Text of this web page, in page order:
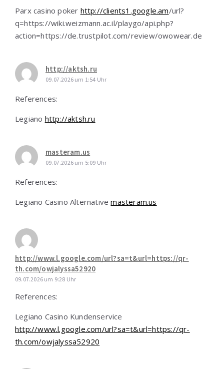
Parx casino poker http://clients1.google.am/url?
q=https://wiki.weizmann.ac.il/playgo/api.php?
action=https://de.trustpilot.com/review/owowear.de
http://aktsh.ru
09.07.2026 um 1:54 Uhr
References:
Legiano http://aktsh.ru
masteram.us
09.07.2026 um 5:09 Uhr
References:
Legiano Casino Alternativemasteram.us
http://www.l.google.com/url?sa=t&url=https://qr-
th.com/owjalyssa52920
09.07.2026 um 9:28 Uhr
References:
Legiano Casino Kundenservice
http://www.l.google.com/url?sa=t&url=https://qr-
th.com/owjalyssa52920